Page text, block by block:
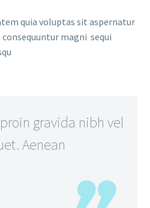
quia voluptas sit aspernatur
magni sequi
gravida nibh vel
Aenean